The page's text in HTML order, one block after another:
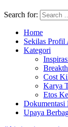
Search for:
Home
Sekilas Profil
Kategori
Cost
Karya
Etos
Dokumentasi
Upaya